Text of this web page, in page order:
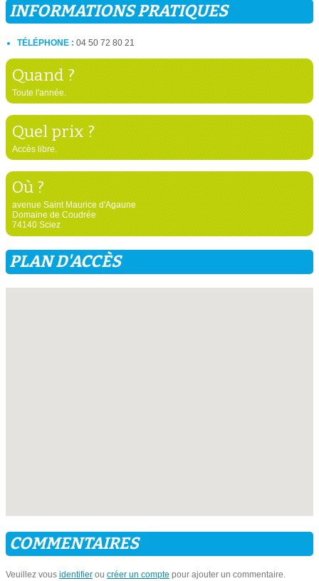
INFORMATIONS PRATIQUES
TÉLÉPHONE : 04 50 72 80 21
Quand ?
Toute l'année.
Quel prix ?
Accès libre.
Où ?
avenue Saint Maurice d'Agaune
Domaine de Coudrée
74140 Sciez
PLAN D'ACCÈS
COMMENTAIRES
Veuillez vous identifier ou créer un compte pour ajouter un commentaire.